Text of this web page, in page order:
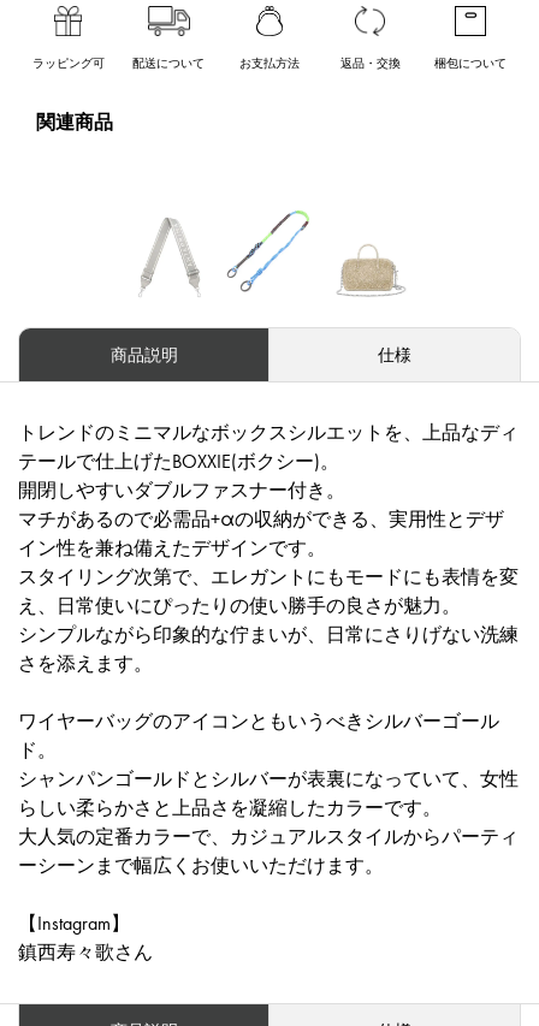
ラッピング可 配送について お支払方法 返品・交換 梱包について
関連商品
商品説明 仕様
トレンドのミニマルなボックスシルエットを、上品なディ
テールで仕上げたBOXXIE(ボクシー)。
開閉しやすいダブルファスナー付き。
マチがあるので必需品+αの収納ができる、実用性とデザ
イン性を兼ね備えたデザインです。
スタイリング次第で、エレガントにもモードにも表情を変
え、日常使いにぴったりの使い勝手の良さが魅力。
シンプルながら印象的な佇まいが、日常にさりげない洗練
さを添えます。
ワイヤーバッグのアイコンともいうべきシルバーゴール
ド。
シャンパンゴールドとシルバーが表裏になっていて、女性
らしい柔らかさと上品さを凝縮したカラーです。
大人気の定番カラーで、カジュアルスタイルからパーティ
ーシーンまで幅広くお使いいただけます。
【Instagram】
鎮西寿々歌さん